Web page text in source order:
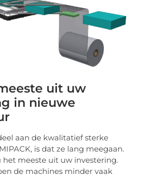
uit uw
in nieuwe
aan de kwalitatief sterke
is dat ze lang meegaan.
het meeste uit uw investering.
de machines minder vaak